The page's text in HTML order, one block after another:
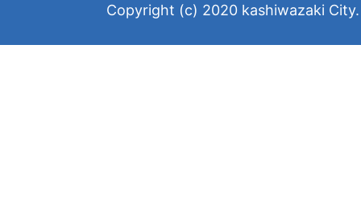
Copyright (c) 2020 kashiwazaki